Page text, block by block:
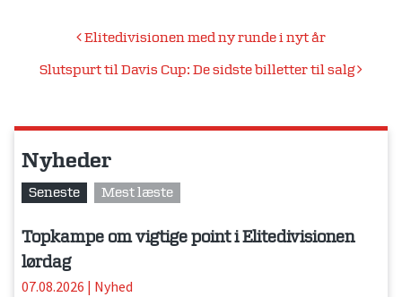
Indlægsnavigation
Elitedivisionen med ny runde i nyt år
Slutspurt til Davis Cup: De sidste billetter til salg
Nyheder
Seneste Mest læste
Topkampe om vigtige point i Elitedivisionen
lørdag
07.08.2026 | Nyhed